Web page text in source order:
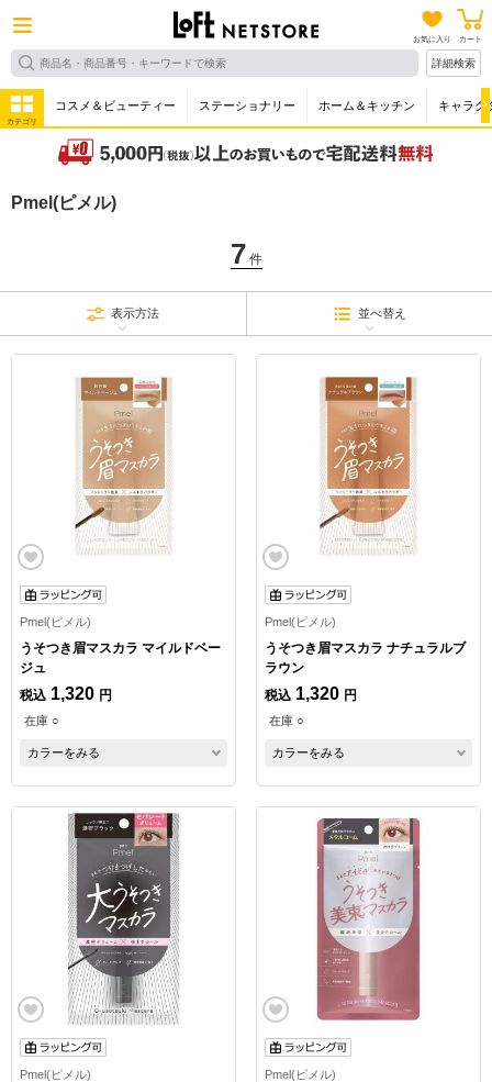
お気に入り カート
詳細検索
カテゴリ
コスメ＆ビューティー ステーショナリー ホーム＆キッチン キャラク
Pmel(ピメル)
7 件
表示方法 並べ替え
Pmel(ピメル)
うそつき眉マスカラ マイルドベー
ジュ
税込 1,320 円
在庫 ○
カラーをみる
Pmel(ピメル)
うそつき眉マスカラ ナチュラルブ
ラウン
税込 1,320 円
在庫 ○
カラーをみる
Pmel(ピメル) Pmel(ピメル)